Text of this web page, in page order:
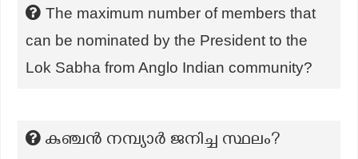
The maximum number of members that
can be nominated by the President to the
Lok Sabha from Anglo Indian community?
കുഞ്ചൻ നമ്പ്യാർ ജനിച്ച സ്ഥലം?